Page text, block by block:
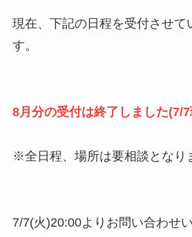
現在、下記の日程を受付させて
す。
8月分の受付は終了しました(7/
※全日程、場所は要相談となり
7/7(火)20:00よりお問い合わせ